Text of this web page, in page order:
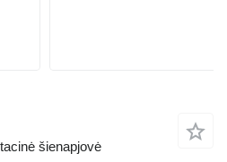
šienapjovė